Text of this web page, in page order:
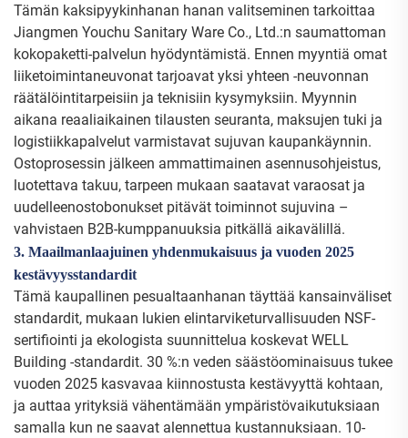
Tämän kaksipyykinhanan hanan valitseminen tarkoittaa
Jiangmen Youchu Sanitary Ware Co., Ltd.:n saumattoman
kokopaketti-palvelun hyödyntämistä. Ennen myyntiä omat
liiketoimintaneuvonat tarjoavat yksi yhteen -neuvonnan
räätälöintitarpeisiin ja teknisiin kysymyksiin. Myynnin
aikana reaaliaikainen tilausten seuranta, maksujen tuki ja
logistiikkapalvelut varmistavat sujuvan kaupankäynnin.
Ostoprosessin jälkeen ammattimainen asennusohjeistus,
luotettava takuu, tarpeen mukaan saatavat varaosat ja
uudelleenostobonukset pitävät toiminnot sujuvina –
vahvistaen B2B-kumppanuuksia pitkällä aikavälillä.
3. Maailmanlaajuinen yhdenmukaisuus ja vuoden 2025
kestävyysstandardit
Tämä kaupallinen pesualtaanhanan täyttää kansainväliset
standardit, mukaan lukien elintarviketurvallisuuden NSF-
sertifiointi ja ekologista suunnittelua koskevat WELL
Building -standardit. 30 %:n veden säästöominaisuus tukee
vuoden 2025 kasvavaa kiinnostusta kestävyyttä kohtaan,
ja auttaa yrityksiä vähentämään ympäristövaikutuksiaan
samalla kun ne saavat alennettua kustannuksiaan. 10-